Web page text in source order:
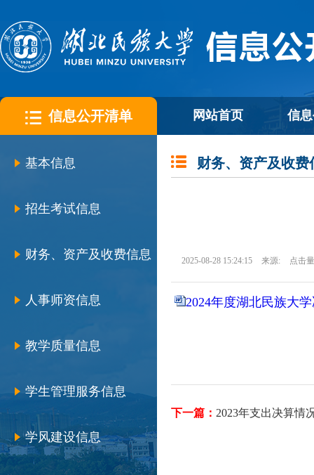
信息公开清单 网站首页 信
基本信息
招生考试信息
财务、资产及收费信息
人事师资信息
教学质量信息
学生管理服务信息
学风建设信息
财务、资产及收费
2025-08-28 15:24:15 来源: 点击
2024年度湖北民族大
下一篇： 2023年支出决算情